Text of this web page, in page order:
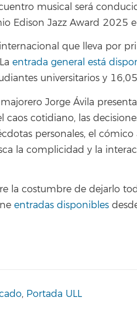
musical será
Edison Jazz Award 2025
que lleva por
entrada general está
universitarios y
Jorge Ávila presenta
caos cotidiano, las
personales, el
la complicidad y la
la costumbre de dejarlo
entradas disponibles
, Portada ULL